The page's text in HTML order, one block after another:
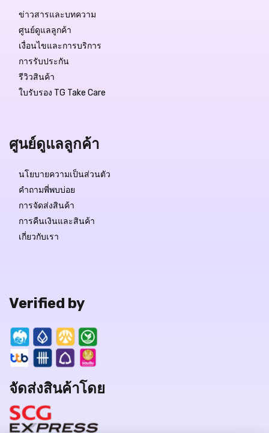
ข่าวสารและบทความ
ศูนย์ดูแลลูกค้า
เงื่อนไขและการบริการ
การรับประกัน
รีวิวสินค้า
ใบรับรอง TG Take Care
ศูนย์ดูแลลูกค้า
นโยบายความเป็นส่วนตัว
คำถามพี่พบบ่อย
การจัดส่งสินค้า
การคืนเงินและสินค้า
เกี่ยวกับเรา
Verified by
จัดส่งสินค้าโดย